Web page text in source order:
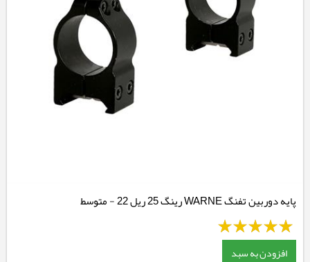
پایه دوربین تفنگ WARNE رینگ 25 ریل 22 - متوسط
افزودن به سبد